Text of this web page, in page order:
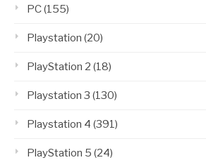
PC(155)
Playstation (20)
PlayStation 2 (18)
Playstation 3 (130)
Playstation 4 (391)
PlayStation 5 (24)